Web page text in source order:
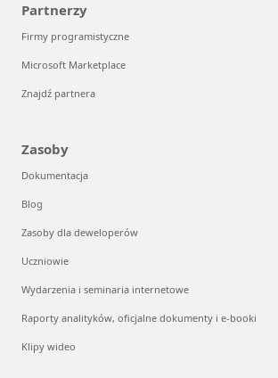
Partnerzy
Firmy programistyczne
Microsoft Marketplace
Znajdź partnera
Zasoby
Dokumentacja
Blog
Zasoby dla deweloperów
Uczniowie
Wydarzenia i seminaria internetowe
Raporty analityków, oficjalne dokumenty i e-booki
Klipy wideo